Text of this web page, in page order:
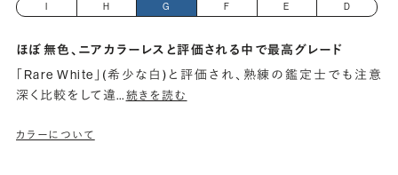
H G F E D
ほぼ無色、ニアカラーレスと評価される中で最高グレード
「Rare White」(希少な白)と評価され、熟練の鑑定士でも注意
深く比較をして違…続きを読む
カラーについて